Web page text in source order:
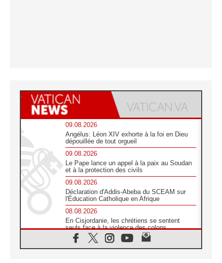
09.08.2026
Angélus: Léon XIV exhorte à la foi en Dieu
dépouillée de tout orgueil
09.08.2026
Le Pape lance un appel à la paix au Soudan
et à la protection des civils
09.08.2026
Déclaration d'Addis-Abeba du SCEAM sur
l'Éducation Catholique en Afrique
08.08.2026
En Cisjordanie, les chrétiens se sentent
seuls face à la violence des colons
08.08.2026
Léon XIV au sanctuaire de Notre Dame du